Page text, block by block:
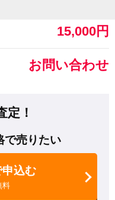
15,000円
お問い合わせ
定！
で売りたい
込む
料